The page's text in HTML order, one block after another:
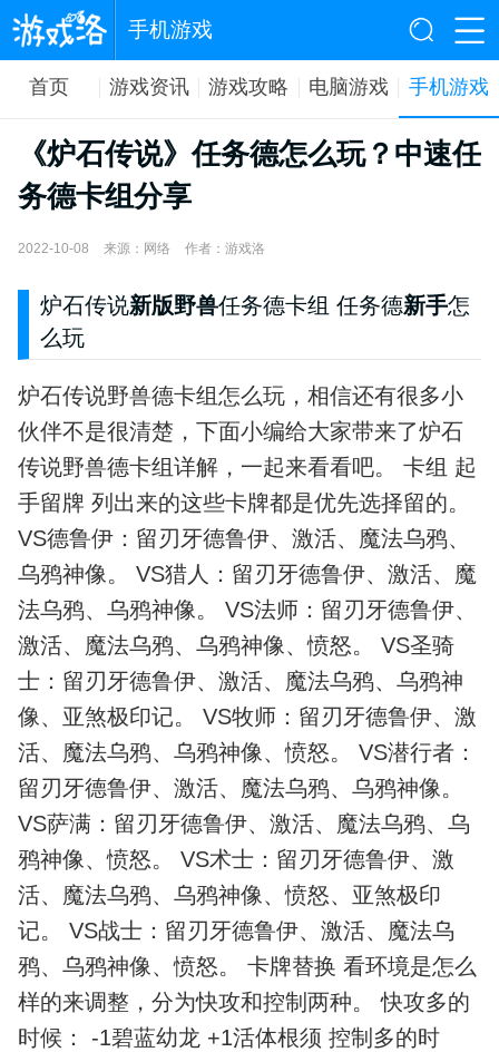
手机游戏
首页 游戏资讯 游戏攻略 电脑游戏 手机游戏
《炉石传说》任务德怎么玩？中速任
务德卡组分享
2022-10-08 来源：网络 作者：游戏洛
炉石传说新版野兽任务德卡组 任务德新手怎
么玩
炉石传说野兽德卡组怎么玩，相信还有很多小
伙伴不是很清楚，下面小编给大家带来了炉石
传说野兽德卡组详解，一起来看看吧。 卡组 起
手留牌 列出来的这些卡牌都是优先选择留的。
VS德鲁伊：留刃牙德鲁伊、激活、魔法乌鸦、
乌鸦神像。 VS猎人：留刃牙德鲁伊、激活、魔
法乌鸦、乌鸦神像。 VS法师：留刃牙德鲁伊、
激活、魔法乌鸦、乌鸦神像、愤怒。 VS圣骑
士：留刃牙德鲁伊、激活、魔法乌鸦、乌鸦神
像、亚煞极印记。 VS牧师：留刃牙德鲁伊、激
活、魔法乌鸦、乌鸦神像、愤怒。 VS潜行者：
留刃牙德鲁伊、激活、魔法乌鸦、乌鸦神像。
VS萨满：留刃牙德鲁伊、激活、魔法乌鸦、乌
鸦神像、愤怒。 VS术士：留刃牙德鲁伊、激
活、魔法乌鸦、乌鸦神像、愤怒、亚煞极印
记。 VS战士：留刃牙德鲁伊、激活、魔法乌
鸦、乌鸦神像、愤怒。 卡牌替换 看环境是怎么
样的来调整，分为快攻和控制两种。 快攻多的
时候： -1碧蓝幼龙 +1活体根须 控制多的时